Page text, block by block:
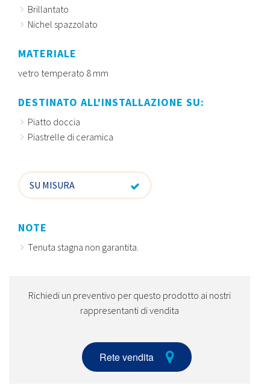
Brillantato
Nichel spazzolato
MATERIALE
vetro temperato 8 mm
DESTINATO ALL'INSTALLAZIONE SU:
Piatto doccia
Piastrelle di ceramica
SU MISURA
NOTE
Tenuta stagna non garantita.
Richiedi un preventivo per questo prodotto ai nostri
rappresentanti di vendita
Rete vendita